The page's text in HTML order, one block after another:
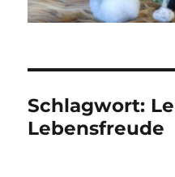
Schlagwort:
Lebensfreude